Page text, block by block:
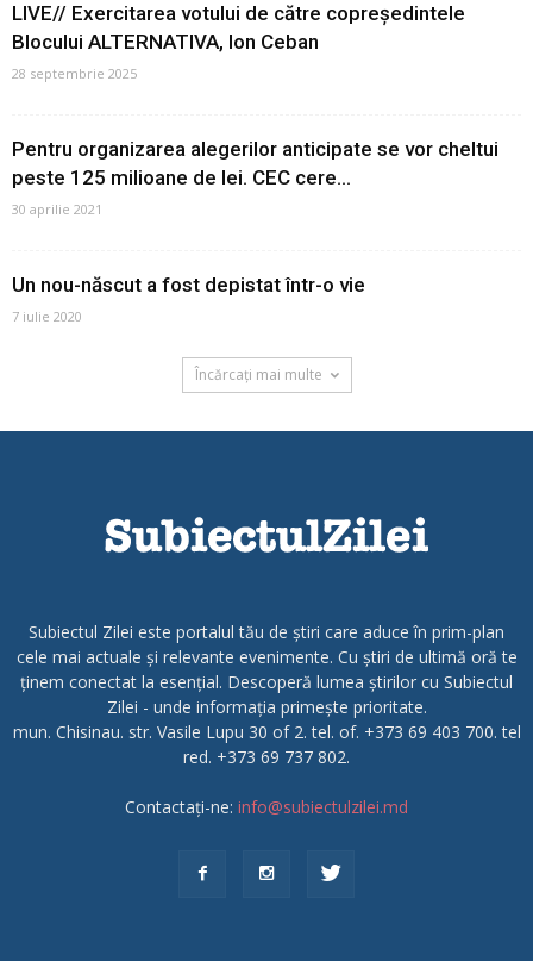
LIVE// Exercitarea votului de către copreședintele
Blocului ALTERNATIVA, Ion Ceban
28 septembrie 2025
Pentru organizarea alegerilor anticipate se vor cheltui
peste 125 milioane de lei. CEC cere...
30 aprilie 2021
Un nou-născut a fost depistat într-o vie
7 iulie 2020
Încărcați mai multe
Subiectul Zilei este portalul tău de știri care aduce în prim-plan
cele mai actuale și relevante evenimente. Cu știri de ultimă oră te
ținem conectat la esențial. Descoperă lumea știrilor cu Subiectul
Zilei - unde informația primește prioritate.
mun. Chisinau. str. Vasile Lupu 30 of 2. tel. of. +373 69 403 700. tel
red. +373 69 737 802.
Contactați-ne: info@subiectulzilei.md